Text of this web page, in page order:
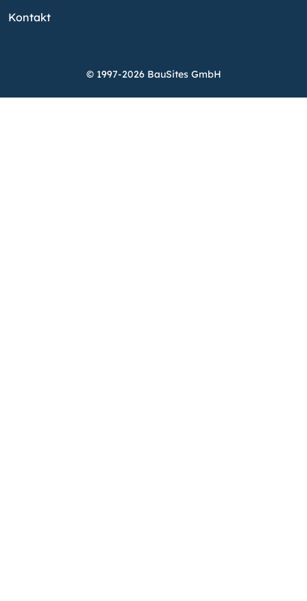
Kontakt
© 1997-2026 BauSites GmbH